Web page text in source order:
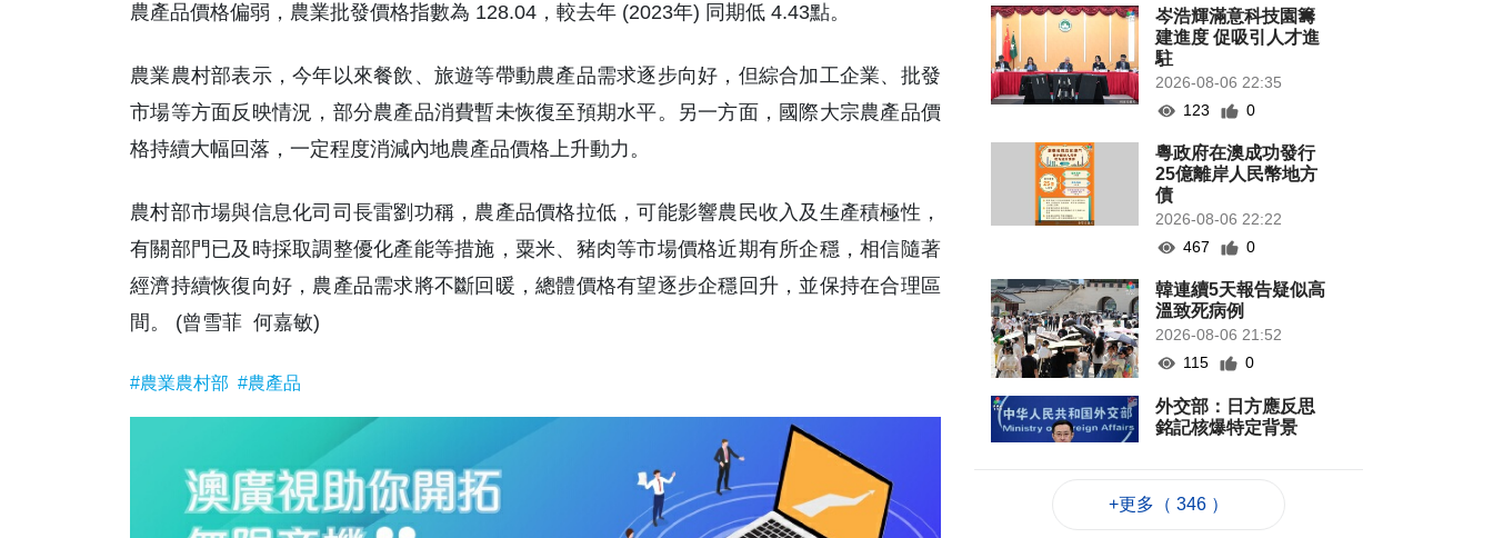
農產品價格偏弱，農業批發價格指數為 128.04，較去年 (2023年) 同期低 4.43點。
農業農村部表示，今年以來餐飲、旅遊等帶動農產品需求逐步向好，但綜合加工企業、批發
市場等方面反映情況，部分農產品消費暫未恢復至預期水平。另一方面，國際大宗農產品價
格持續大幅回落，一定程度消減內地農產品價格上升動力。
農村部市場與信息化司司長雷劉功稱，農產品價格拉低，可能影響農民收入及生產積極性，
有關部門已及時採取調整優化產能等措施，粟米、豬肉等市場價格近期有所企穩，相信隨著
經濟持續恢復向好，農產品需求將不斷回暖，總體價格有望逐步企穩回升，並保持在合理區
間。 (曾雪菲 何嘉敏)
#農業農村部 #農產品
岑浩輝滿意科技園籌
建進度 促吸引人才進
駐
2026-08-06 22:35
123
0
粵政府在澳成功發行
25億離岸人民幣地方
債
2026-08-06 22:22
467
0
韓連續5天報告疑似高
溫致死病例
2026-08-06 21:52
115
0
外交部：日方應反思
銘記核爆特定背景
+更多（ 346 ）